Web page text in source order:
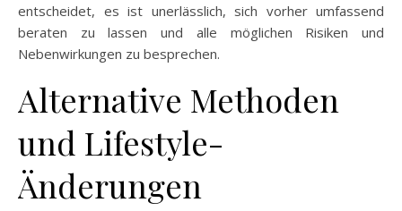
entscheidet, es ist unerlässlich, sich vorher umfassend
beraten zu lassen und alle möglichen Risiken und
Nebenwirkungen zu besprechen.
Alternative Methoden
und Lifestyle-
Änderungen